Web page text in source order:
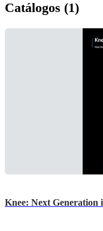
Catálogos (1)
Knee: Next Generation